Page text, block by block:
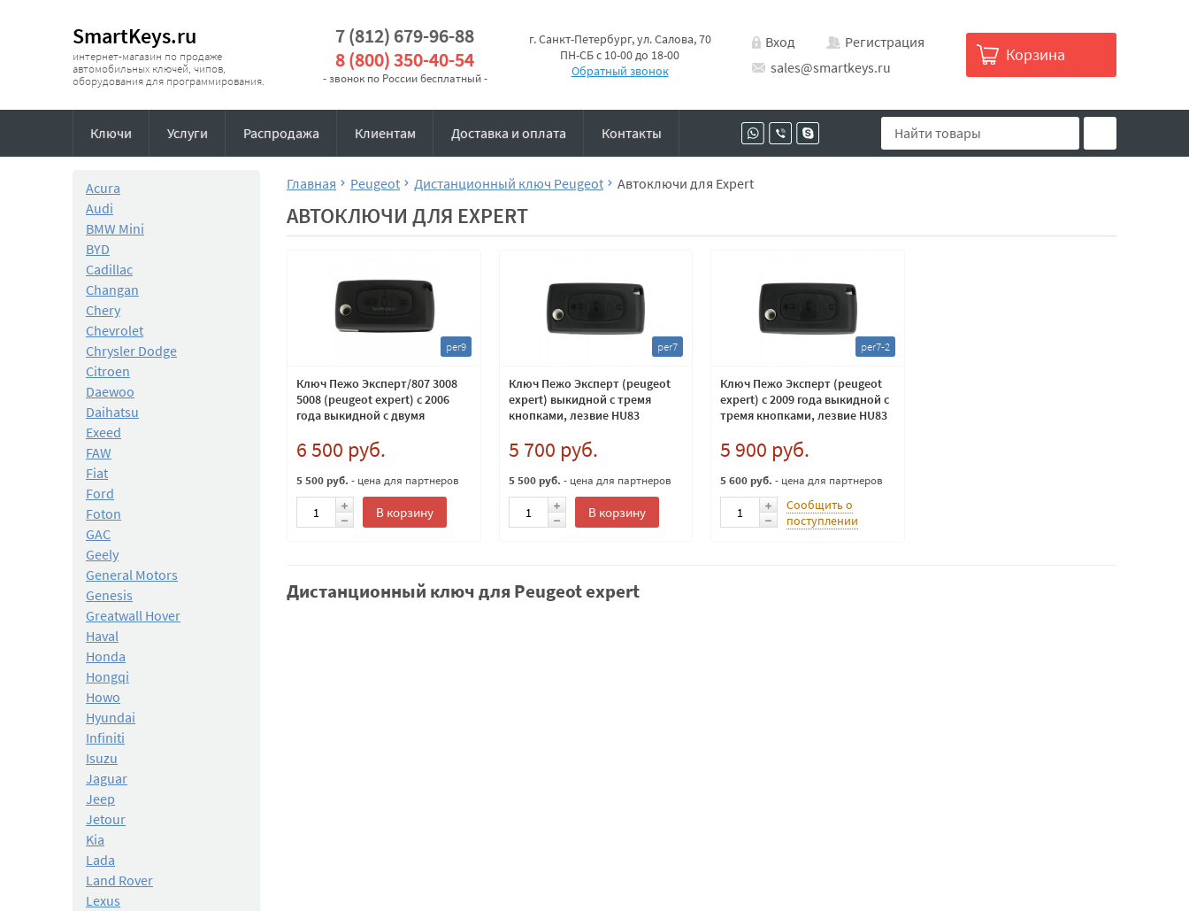
SmartKeys.ru
интернет-магазин по продаже
автомобильных ключей, чипов,
оборудования для программирования.
7 (812) 679-96-88
8 (800) 350-40-54
- звонок по России бесплатный -
г. Санкт-Петербург, ул. Салова, 70
ПН-СБ с 10-00 до 18-00
Обратный звонок
Вход
Регистрация
sales@smartkeys.ru
Корзина
Ключи Услуги Распродажа Клиентам Доставка и оплата Контакты
Acura
Audi
BMW Mini
BYD
Cadillac
Changan
Chery
Chevrolet
Chrysler Dodge
Citroen
Daewoo
Daihatsu
Exeed
FAW
Fiat
Ford
Foton
GAC
Geely
General Motors
Genesis
Greatwall Hover
Haval
Honda
Hongqi
Howo
Hyundai
Infiniti
Isuzu
Jaguar
Jeep
Jetour
Kia
Lada
Land Rover
Lexus
Главная Peugeot Дистанционный ключ Peugeot Автоключи для Expert
АВТОКЛЮЧИ ДЛЯ EXPERT
per9
Ключ Пежо Эксперт/807 3008
5008 (peugeot expert) с 2006
года выкидной с двумя
6 500 руб.
5 500 руб. - цена для партнеров
В корзину
per7
Ключ Пежо Эксперт (peugeot
expert) выкидной с тремя
кнопками, лезвие HU83
5 700 руб.
5 500 руб. - цена для партнеров
В корзину
per7-2
Ключ Пежо Эксперт (peugeot
expert) с 2009 года выкидной с
тремя кнопками, лезвие HU83
5 900 руб.
5 600 руб. - цена для партнеров
Сообщить о
поступлении
Дистанционный ключ для Peugeot expert